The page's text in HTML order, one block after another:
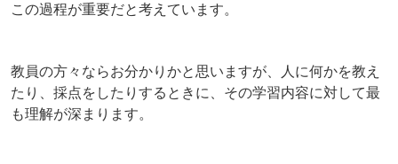
この過程が重要だと考えています。
教員の方々ならお分かりかと思いますが、人に何かを教え
たり、採点をしたりするときに、その学習内容に対して最
も理解が深まります。